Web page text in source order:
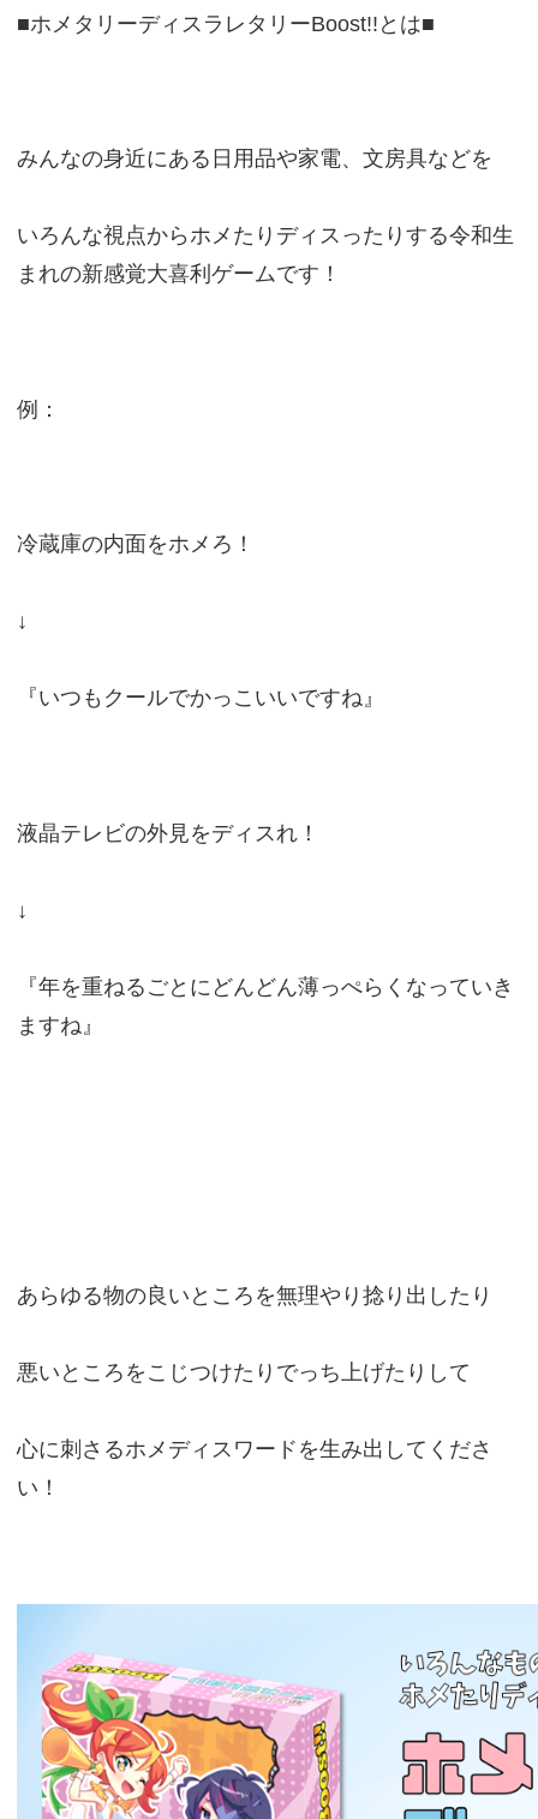
■ホメタリーディスラレタリーBoost!!とは■
みんなの身近にある日用品や家電、文房具などを
いろんな視点からホメたりディスったりする令和生
まれの新感覚大喜利ゲームです！
例：
冷蔵庫の内面をホメろ！
↓
『いつもクールでかっこいいですね』
液晶テレビの外見をディスれ！
↓
『年を重ねるごとにどんどん薄っぺらくなっていき
ますね』
あらゆる物の良いところを無理やり捻り出したり
悪いところをこじつけたりでっち上げたりして
心に刺さるホメディスワードを生み出してくださ
い！